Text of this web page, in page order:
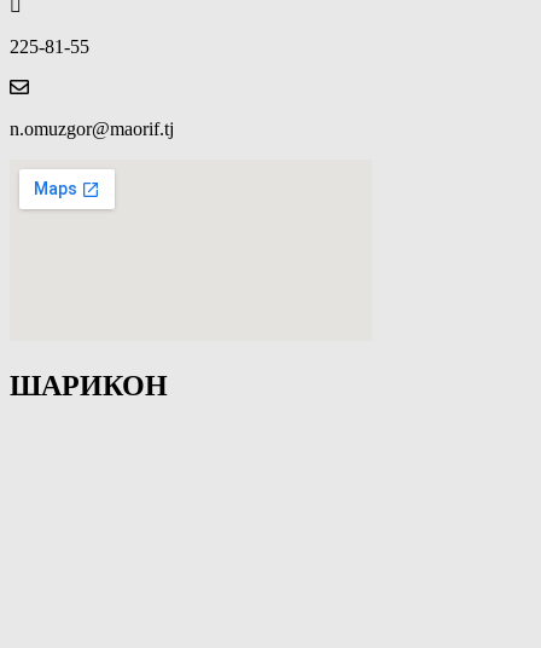
225-81-55
n.omuzgor@maorif.tj
ШАРИКОН